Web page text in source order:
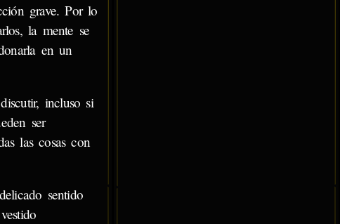
grave. Por lo
la mente se
en un
incluso si
ser
las cosas con
sentido